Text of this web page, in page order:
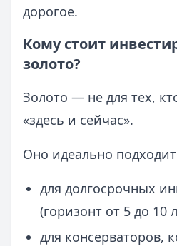
дорогое.
Кому стоит
золото?
Золото — не для тех,
«здесь и сейчас».
Оно идеально
для долгосрочных
(горизонт от 5 до 10
для консерваторов,